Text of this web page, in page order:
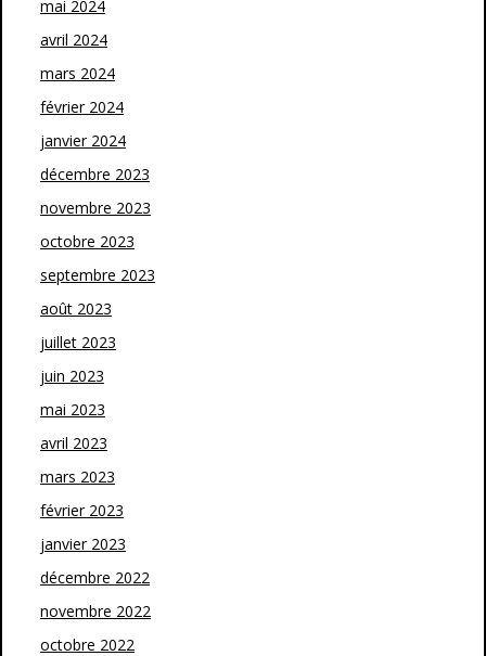
mai 2024
avril 2024
mars 2024
février 2024
janvier 2024
décembre 2023
novembre 2023
octobre 2023
septembre 2023
août 2023
juillet 2023
juin 2023
mai 2023
avril 2023
mars 2023
février 2023
janvier 2023
décembre 2022
novembre 2022
octobre 2022